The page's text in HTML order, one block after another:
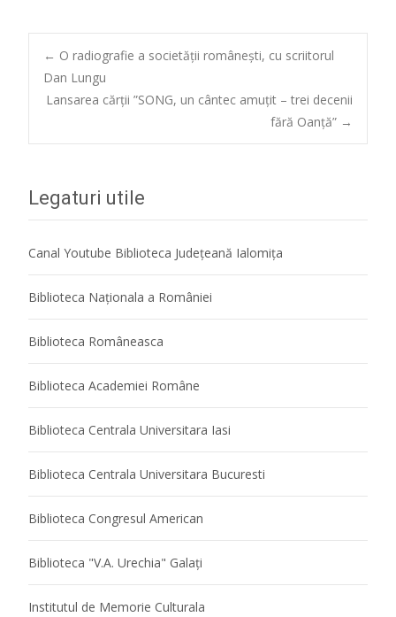
Post
← O radiografie a societății românești, cu scriitorul
Dan Lungu
Lansarea cărții ”SONG, un cântec amuțit – trei decenii
fără Oanță” →
Legaturi utile
Canal Youtube Biblioteca Județeană Ialomița
Biblioteca Naţionala a României
Biblioteca Româneasca
Biblioteca Academiei Române
Biblioteca Centrala Universitara Iasi
Biblioteca Centrala Universitara Bucuresti
Biblioteca Congresul American
Biblioteca "V.A. Urechia" Galaţi
Institutul de Memorie Culturala